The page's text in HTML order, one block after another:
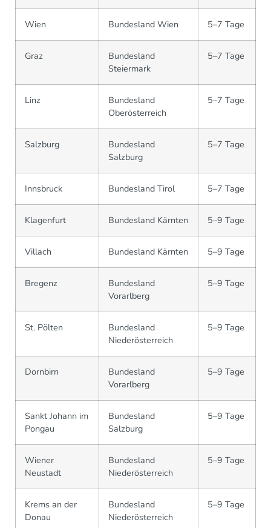
Wien Bundesland Wien 5–7 Tage
Graz
Bundesland
Steiermark
5–7 Tage
Linz
Bundesland
Oberösterreich
5–7 Tage
Salzburg
Bundesland
Salzburg
5–7 Tage
Innsbruck Bundesland Tirol 5–7 Tage
Klagenfurt Bundesland Kärnten 5–9 Tage
Villach Bundesland Kärnten 5–9 Tage
Bregenz
Bundesland
Vorarlberg
5–9 Tage
St. Pölten
Bundesland
Niederösterreich
5–9 Tage
Dornbirn
Bundesland
Vorarlberg
5–9 Tage
Sankt Johann im
Pongau
Bundesland
Salzburg
5–9 Tage
Wiener
Neustadt
Bundesland
Niederösterreich
5–9 Tage
Krems an der
Donau
Bundesland
Niederösterreich
5–9 Tage